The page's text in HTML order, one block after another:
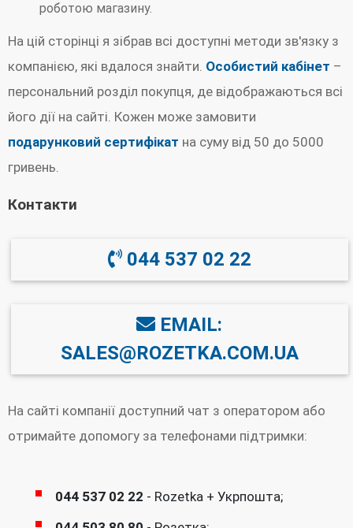
роботою магазину.
На цій сторінці я зібрав всі доступні методи зв'язку з
компанією, які вдалося знайти. Особистий кабінет –
персональний розділ покупця, де відображаються всі
його дії на сайті. Кожен може замовити
подарунковий сертифікат на суму від 50 до 5000
гривень.
Контакти
044 537 02 22
EMAIL:
SALES@ROZETKA.COM.UA
На сайті компанії доступний чат з оператором або
отримайте допомогу за телефонами підтримки:
044 537 02 22 - Rozetka + Укрпошта;